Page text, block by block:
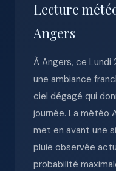
Lecture
Angers
À Angers, ce Lundi
une ambiance
ciel dégagé qui
journée. La météo
met en avant une
pluie observée
probabilité